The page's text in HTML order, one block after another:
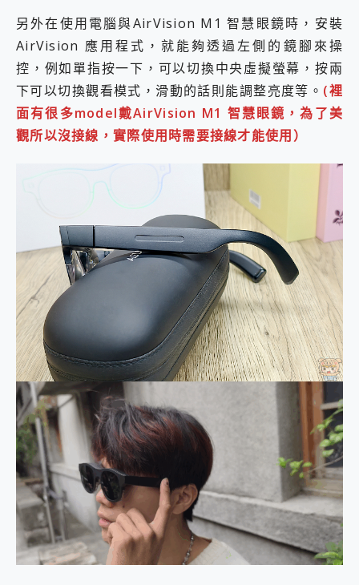
另外在使用電腦與AirVision M1 智慧眼鏡時，安裝
AirVision 應用程式，就能夠透過左側的鏡腳來操
控，例如單指按一下，可以切換中央虛擬螢幕，按兩
下可以切換觀看模式，滑動的話則能調整亮度等。 (裡
面有很多model戴AirVision M1 智慧眼鏡，為了美
觀所以沒接線，實際使用時需要接線才能使用）